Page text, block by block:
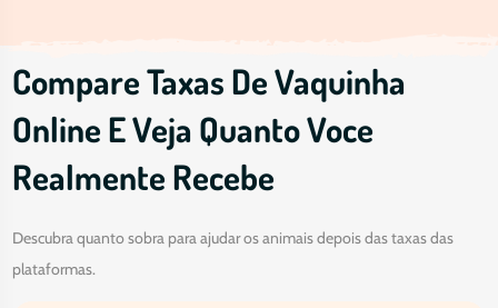
Compare Taxas De Vaquinha
Online E Veja Quanto Voce
Realmente Recebe
Descubra quanto sobra para ajudar os animais depois das taxas das
plataformas.